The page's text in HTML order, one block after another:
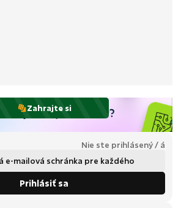
Zahrajte si
Nie ste prihlásený / á
e-mailová schránka pre každého
Prihlásiť sa